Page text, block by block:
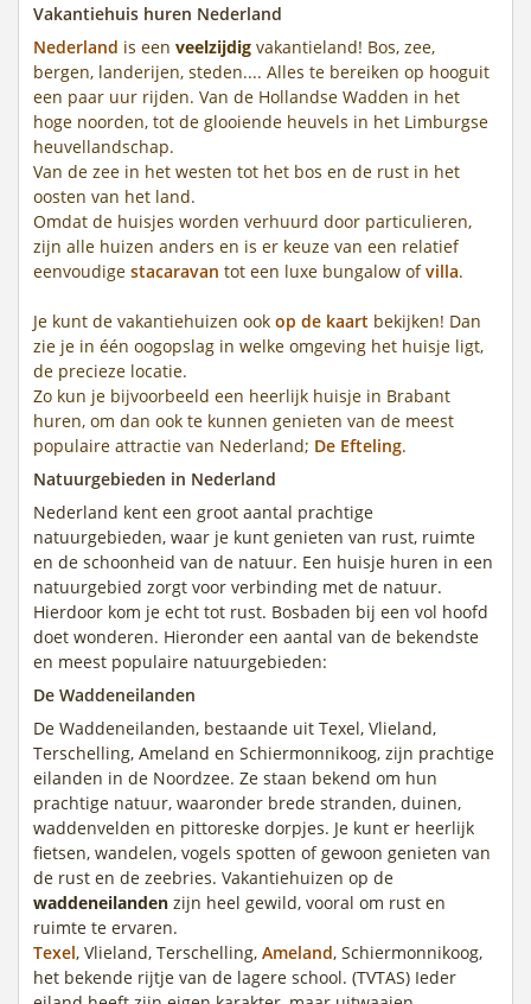
Vakantiehuis huren Nederland
Nederland is een veelzijdig vakantieland! Bos, zee,
bergen, landerijen, steden.... Alles te bereiken op hooguit
een paar uur rijden. Van de Hollandse Wadden in het
hoge noorden, tot de glooiende heuvels in het Limburgse
heuvellandschap.
Van de zee in het westen tot het bos en de rust in het
oosten van het land.
Omdat de huisjes worden verhuurd door particulieren,
zijn alle huizen anders en is er keuze van een relatief
eenvoudige stacaravan tot een luxe bungalow ofvilla.
Je kunt de vakantiehuizen ook op de kaart bekijken! Dan
zie je in één oogopslag in welke omgeving het huisje ligt,
de precieze locatie.
Zo kun je bijvoorbeeld een heerlijk huisje in Brabant
huren, om dan ook te kunnen genieten van de meest
populaire attractie van Nederland; De Efteling.
Natuurgebieden in Nederland
Nederland kent een groot aantal prachtige
natuurgebieden, waar je kunt genieten van rust, ruimte
en de schoonheid van de natuur. Een huisje huren in een
natuurgebied zorgt voor verbinding met de natuur.
Hierdoor kom je echt tot rust. Bosbaden bij een vol hoofd
doet wonderen. Hieronder een aantal van de bekendste
en meest populaire natuurgebieden:
De Waddeneilanden
De Waddeneilanden, bestaande uit Texel, Vlieland,
Terschelling, Ameland en Schiermonnikoog, zijn prachtige
eilanden in de Noordzee. Ze staan bekend om hun
prachtige natuur, waaronder brede stranden, duinen,
waddenvelden en pittoreske dorpjes. Je kunt er heerlijk
fietsen, wandelen, vogels spotten of gewoon genieten van
de rust en de zeebries. Vakantiehuizen op de
waddeneilanden zijn heel gewild, vooral om rust en
ruimte te ervaren.
Texel, Vlieland, Terschelling, Ameland, Schiermonnikoog,
het bekende rijtje van de lagere school. (TVTAS) Ieder